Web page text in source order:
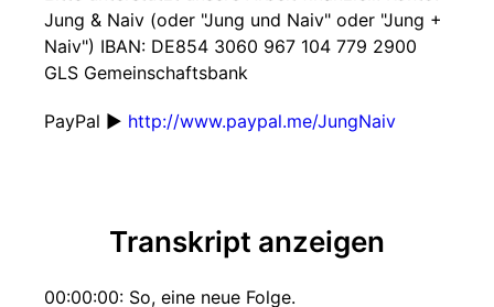
Jung & Naiv (oder "Jung und Naiv" oder "Jung +
Naiv") IBAN: DE854 3060 967 104 779 2900
GLS Gemeinschaftsbank
PayPal ► http://www.paypal.me/JungNaiv
Transkript anzeigen
00:00:00: So, eine neue Folge.